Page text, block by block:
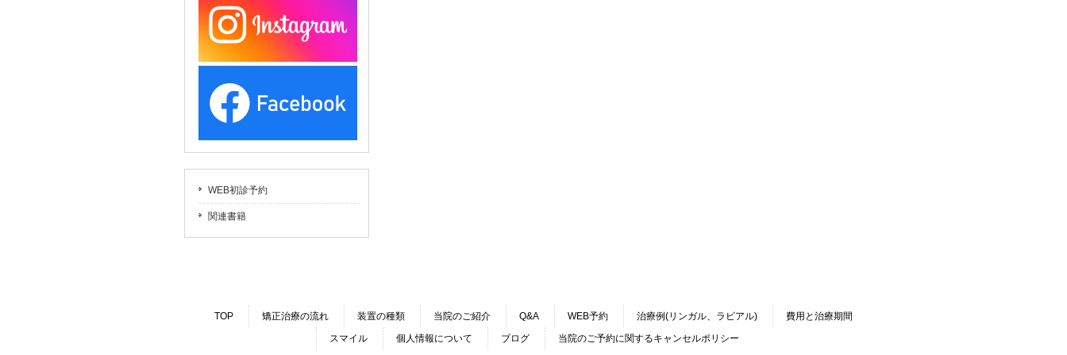
WEB初診予約
関連書籍
TOP 矯正治療の流れ 装置の種類 当院のご紹介 Q&A WEB予約 治療例(リンガル、ラビアル)
費用と治療期間
スマイル
個人情報について ブログ 当院のご予約に関するキャンセルポリシー